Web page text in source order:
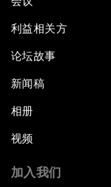
利益相关方
论坛故事
新闻稿
相册
视频
加入我们